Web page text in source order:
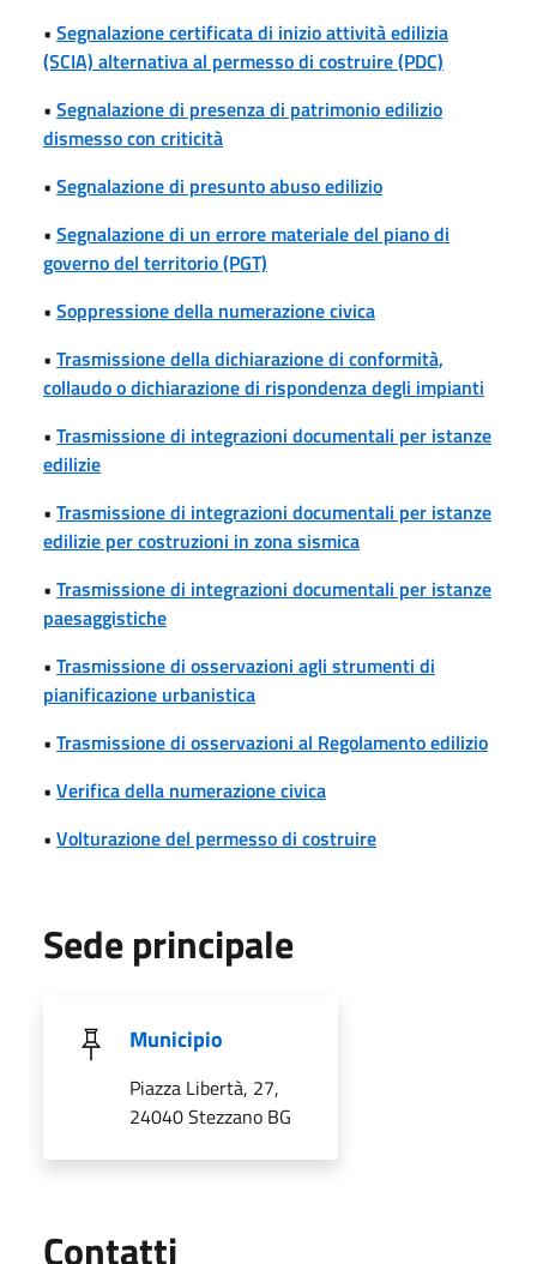
• Segnalazione certificata di inizio attività edilizia
(SCIA) alternativa al permesso di costruire (PDC)
• Segnalazione di presenza di patrimonio edilizio
dismesso con criticità
• Segnalazione di presunto abuso edilizio
• Segnalazione di un errore materiale del piano di
governo del territorio (PGT)
• Soppressione della numerazione civica
• Trasmissione della dichiarazione di conformità,
collaudo o dichiarazione di rispondenza degli impianti
• Trasmissione di integrazioni documentali per istanze
edilizie
• Trasmissione di integrazioni documentali per istanze
edilizie per costruzioni in zona sismica
• Trasmissione di integrazioni documentali per istanze
paesaggistiche
• Trasmissione di osservazioni agli strumenti di
pianificazione urbanistica
• Trasmissione di osservazioni al Regolamento edilizio
• Verifica della numerazione civica
• Volturazione del permesso di costruire
Sede principale
Municipio
Piazza Libertà, 27,
24040 Stezzano BG
Contatti